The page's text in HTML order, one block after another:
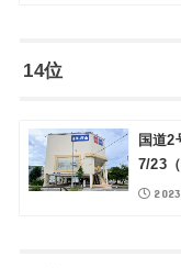
14位
国道2
7/23